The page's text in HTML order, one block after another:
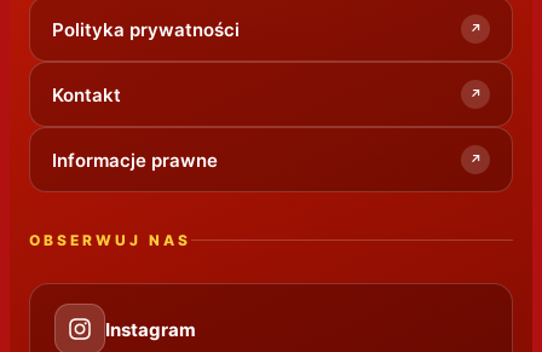
Polityka prywatności ↗
Kontakt ↗
Informacje prawne ↗
OBSERWUJ NAS
Instagram